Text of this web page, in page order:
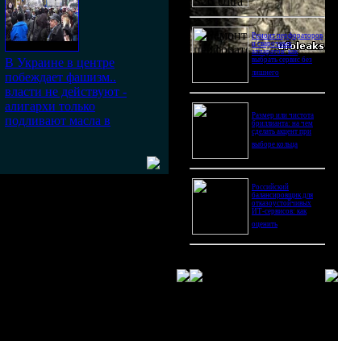
В Украине в центре
побеждает фашизм..
власти не действуют -
алигархи только
подливают масла в
Ремонт перфораторов
и сварочных
аппаратов: как
выбрать сервис без
лишнего
Размер или чистота
бриллианта: на чем
сделать акцент при
выборе кольца
Российский
балансировщик для
отказоустойчивых
ИТ-сервисов: как
оценить